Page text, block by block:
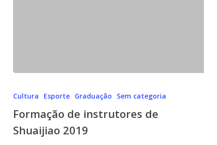
de
Shuaijiao
Cultura Esporte Graduação Sem categoria
Formação de instrutores de
Shuaijiao 2019